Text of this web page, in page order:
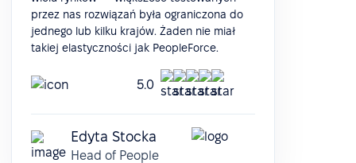
przez nas rozwiązań była ograniczona do
jednego lub kilku krajów. Żaden nie miał
takiej elastyczności jak PeopleForce.
5.0
Edyta Stocka
Head of People